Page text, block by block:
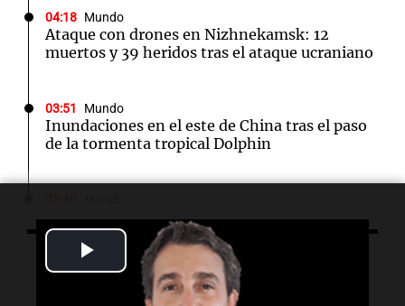
Play
Video
04:18 Mundo
Ataque con drones en Nizhnekamsk: 12
muertos y 39 heridos tras el ataque ucraniano
03:51 Mundo
Inundaciones en el este de China tras el paso
de la tormenta tropical Dolphin
Indonesia intensifica la lucha contra
incendios forestales en el monte Bromo y
otras regiones
Escuchá lo último